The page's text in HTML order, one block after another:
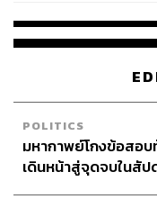
POLITICS
มหากาพย์โกงข้อสอ
เดินหน้าสู่จุดจบในสัป